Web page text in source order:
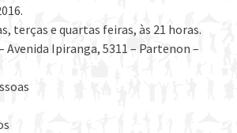
terças e quartas feiras, às 21 horas.
Avenida Ipiranga, 5311 – Partenon –